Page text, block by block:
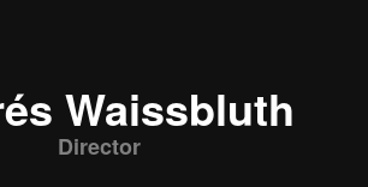
Waissbluth
Director